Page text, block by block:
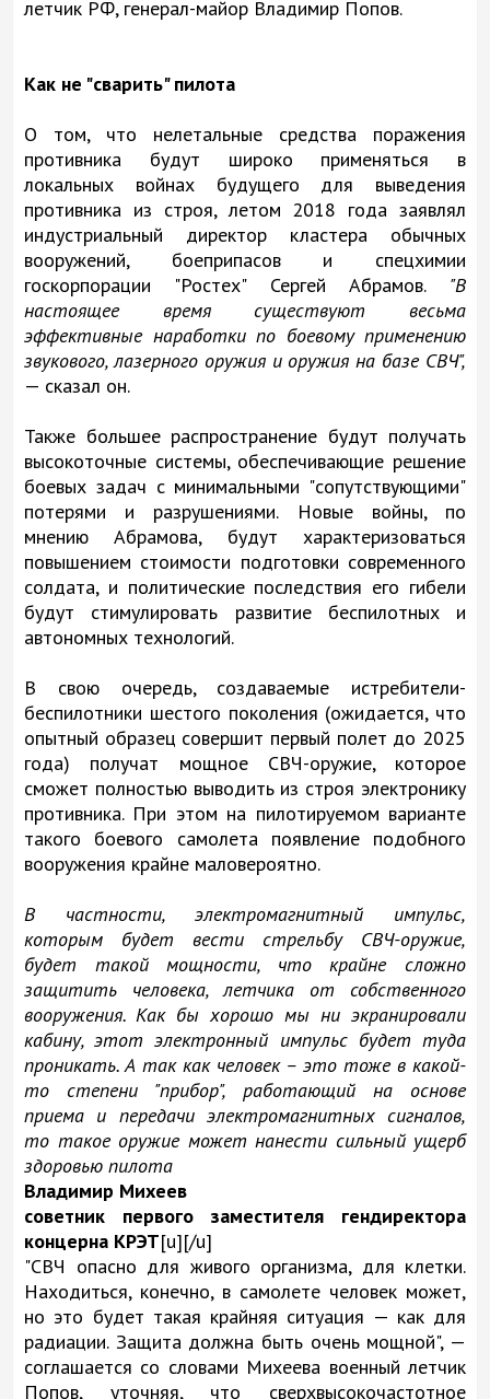
летчик РФ, генерал-майор Владимир Попов.
Как не "сварить" пилота
О том, что нелетальные средства поражения
противника будут широко применяться в
локальных войнах будущего для выведения
противника из строя, летом 2018 года заявлял
индустриальный директор кластера обычных
вооружений, боеприпасов и спецхимии
госкорпорации "Ростех" Сергей Абрамов. "В
настоящее время существуют весьма
эффективные наработки по боевому применению
звукового, лазерного оружия и оружия на базе СВЧ",
— сказал он.
Также большее распространение будут получать
высокоточные системы, обеспечивающие решение
боевых задач с минимальными "сопутствующими"
потерями и разрушениями. Новые войны, по
мнению Абрамова, будут характеризоваться
повышением стоимости подготовки современного
солдата, и политические последствия его гибели
будут стимулировать развитие беспилотных и
автономных технологий.
В свою очередь, создаваемые истребители-
беспилотники шестого поколения (ожидается, что
опытный образец совершит первый полет до 2025
года) получат мощное СВЧ-оружие, которое
сможет полностью выводить из строя электронику
противника. При этом на пилотируемом варианте
такого боевого самолета появление подобного
вооружения крайне маловероятно.
В частности, электромагнитный импульс,
которым будет вести стрельбу СВЧ-оружие,
будет такой мощности, что крайне сложно
защитить человека, летчика от собственного
вооружения. Как бы хорошо мы ни экранировали
кабину, этот электронный импульс будет туда
проникать. А так как человек – это тоже в какой-
то степени "прибор", работающий на основе
приема и передачи электромагнитных сигналов,
то такое оружие может нанести сильный ущерб
здоровью пилота
Владимир Михеев
советник первого заместителя гендиректора
концерна КРЭТ[u][/u]
"СВЧ опасно для живого организма, для клетки.
Находиться, конечно, в самолете человек может,
но это будет такая крайняя ситуация — как для
радиации. Защита должна быть очень мощной", —
соглашается со словами Михеева военный летчик
Попов, уточняя, что сверхвысокочастотное